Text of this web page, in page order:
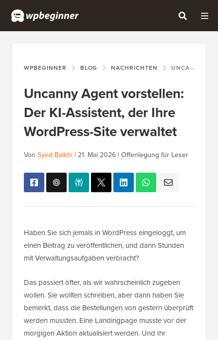
WPBEGINNER BLOG NACHRICHTEN UNCANNY AGENT VORSTELLEN: DER KI-ASSISTENT, DER IHRE WORDPRESS-SITE VERWALTET
Uncanny Agent vorstellen:
Der KI-Assistent, der Ihre
WordPress-Site verwaltet
Von Syed Balkhi | 21. Mai 2026 | Offenlegung für Leser
Haben Sie sich jemals in WordPress eingeloggt, um
einen Beitrag zu veröffentlichen, und dann Stunden
mit Verwaltungsaufgaben verbracht?
Das passiert öfter, als wir wahrscheinlich zugeben
wollen. Sie wollten schreiben, aber dann haben Sie
bemerkt, dass die Bestellungen von gestern überprüft
werden mussten. Eine Landingpage musste vor der
morgigen Aktion aktualisiert werden. Und Ihr